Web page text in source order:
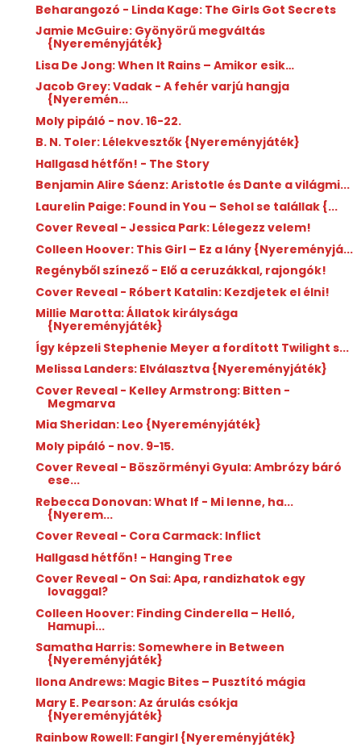
Beharangozó - Linda Kage: The Girls Got Secrets
Jamie McGuire: Gyönyörű megváltás
{Nyereményjáték}
Lisa De Jong: When It Rains – Amikor esik…
Jacob Grey: Vadak - A fehér varjú hangja
{Nyeremén...
Moly pipáló - nov. 16-22.
B. N. Toler: Lélekvesztők {Nyereményjáték}
Hallgasd hétfőn! - The Story
Benjamin Alire Sáenz: Aristotle és Dante a világmi...
Laurelin Paige: Found in You – Sehol se talállak {...
Cover Reveal - Jessica Park: Lélegezz velem!
Colleen Hoover: This Girl – Ez a lány {Nyereményjá...
Regényből színező - Elő a ceruzákkal, rajongók!
Cover Reveal - Róbert Katalin: Kezdjetek el élni!
Millie Marotta: Állatok királysága
{Nyereményjáték}
Így képzeli Stephenie Meyer a fordított Twilight s...
Melissa Landers: Elválasztva {Nyereményjáték}
Cover Reveal - Kelley Armstrong: Bitten -
Megmarva
Mia Sheridan: Leo {Nyereményjáték}
Moly pipáló - nov. 9-15.
Cover Reveal - Böszörményi Gyula: Ambrózy báró
ese...
Rebecca Donovan: What If - Mi lenne, ha...
{Nyerem...
Cover Reveal - Cora Carmack: Inflict
Hallgasd hétfőn! - Hanging Tree
Cover Reveal - On Sai: Apa, randizhatok egy
lovaggal?
Colleen Hoover: Finding Cinderella – Helló,
Hamupi...
Samatha Harris: Somewhere in Between
{Nyereményjáték}
Ilona Andrews: Magic Bites – Pusztító mágia
Mary E. Pearson: Az árulás csókja
{Nyereményjáték}
Rainbow Rowell: Fangirl {Nyereményjáték}